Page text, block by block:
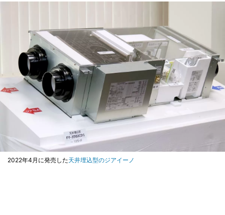
2022年4月に発売した天井埋込型のジアイーノ